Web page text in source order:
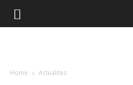
Home Actualites